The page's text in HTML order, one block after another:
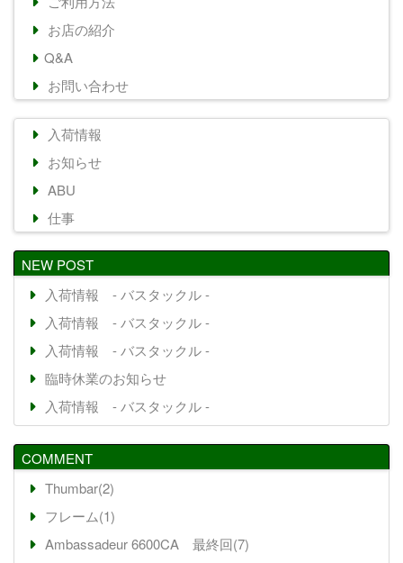
お店の紹介
Q&A
お問い合わせ
入荷情報
お知らせ
ABU
仕事
NEW POST
入荷情報 - バスタックル -
入荷情報 - バスタックル -
入荷情報 - バスタックル -
臨時休業のお知らせ
入荷情報 - バスタックル -
COMMENT
Thumbar(2)
フレーム(1)
Ambassadeur 6600CA 最終回(7)